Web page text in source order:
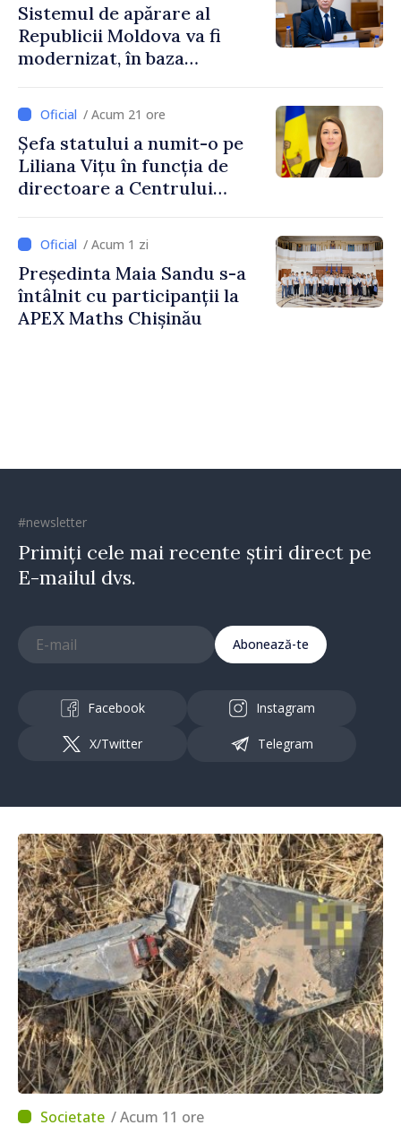
Sistemul de apărare al
Republicii Moldova va fi
modernizat, în baza
implementare a Strategiei
Naționale de Apărare
/ Acum 21 ore
Șefa statului a numit-o pe
Liliana Vițu în funcția de
directoare a Centrului
Strategică și Contracarare a
Dezinformării
/ Acum 1 zi
Președinta Maia Sandu s-a
întâlnit cu participanții la
APEX Maths Chișinău
#newsletter
Primiți cele mai recente știri direct pe
E-mailul dvs.
Abonează-te
Facebook Instagram
X/Twitter Telegram
/ Acum 11 ore